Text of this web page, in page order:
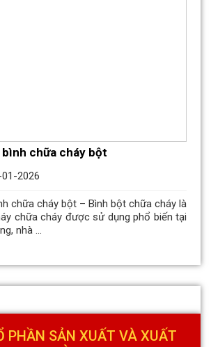
chữa cháy bột
2026
chữa cháy bột – Bình bột chữa cháy là
chữa cháy được sử dụng phổ biến tại
nhà ...
PHẦN SẢN XUẤT VÀ XUẤT